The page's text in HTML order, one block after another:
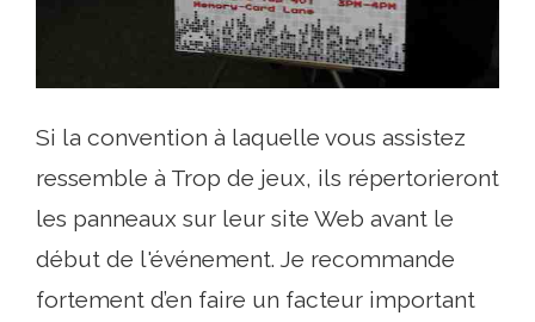
Si la convention à laquelle vous assistez
ressemble à Trop de jeux, ils répertorieront
les panneaux sur leur site Web avant le
début de l'événement. Je recommande
fortement d’en faire un facteur important